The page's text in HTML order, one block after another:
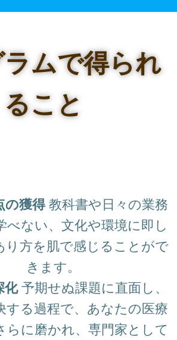
ムで得られ
ること
の獲得教科書や日々の業務
べない、文化や環境に即し
り方を肌で感じることがで
きます。
化予期せぬ課題に直面し、
する過程で、あなたの医療
らに磨かれ、専門家として